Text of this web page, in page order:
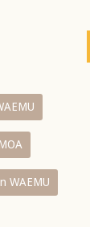
WAEMU